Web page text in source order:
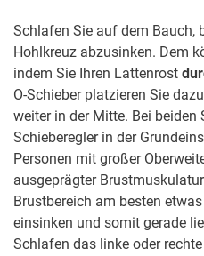
Schlafen Sie auf dem Bauch,
Hohlkreuz abzusinken. Dem
indem Sie Ihren Lattenrost
O-Schieber platzieren Sie
weiter in der Mitte. Bei beiden
Schieberegler in der
Personen mit großer
ausgeprägter
Brustbereich am besten
einsinken und somit gerade
Schlafen das linke oder